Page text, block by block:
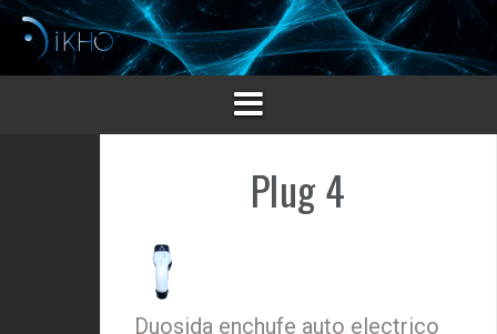
Saltar
contenido
Plug 4
Duosida enchufe auto electrico